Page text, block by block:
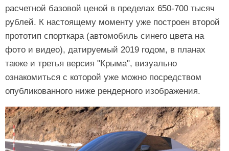
расчетной базовой ценой в пределах 650-700 тысяч
рублей. К настоящему моменту уже построен второй
прототип спорткара (автомобиль синего цвета на
фото и видео), датируемый 2019 годом, в планах
также и третья версия "Крыма", визуально
ознакомиться с которой уже можно посредством
опубликованного ниже рендерного изображения.